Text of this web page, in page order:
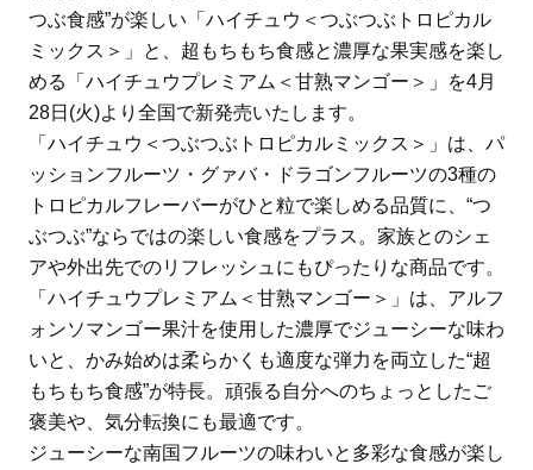
つぶ食感”が楽しい「ハイチュウ＜つぶつぶトロピカル
ミックス＞」と、超もちもち食感と濃厚な果実感を楽し
める「ハイチュウプレミアム＜甘熟マンゴー＞」を4月
28日(火)より全国で新発売いたします。
「ハイチュウ＜つぶつぶトロピカルミックス＞」は、パ
ッションフルーツ・グァバ・ドラゴンフルーツの3種の
トロピカルフレーバーがひと粒で楽しめる品質に、“つ
ぶつぶ”ならではの楽しい食感をプラス。家族とのシェ
アや外出先でのリフレッシュにもぴったりな商品です。
「ハイチュウプレミアム＜甘熟マンゴー＞」は、アルフ
ォンソマンゴー果汁を使用した濃厚でジューシーな味わ
いと、かみ始めは柔らかくも適度な弾力を両立した“超
もちもち食感”が特長。頑張る自分へのちょっとしたご
褒美や、気分転換にも最適です。
ジューシーな南国フルーツの味わいと多彩な食感が楽し